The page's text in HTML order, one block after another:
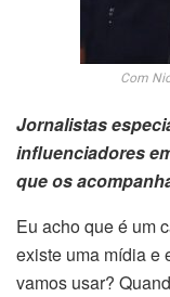
Com
Jornalistas
influenciadores
que os
Eu acho que é um
existe uma mídia e
vamos usar?